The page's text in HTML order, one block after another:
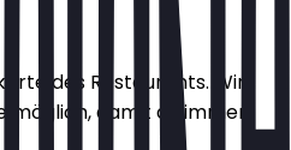
des Restaurants. Wir
möglich, damit du immer